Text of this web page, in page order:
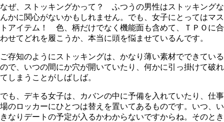
なぜ、ストッキングかって？ ふつうの男性はストッキングな
んかに関心がないかもしれません。でも、女子にとってはマス
トアイテム！ 色、柄だけでなく機能面も含めて、ＴＰＯに合
わせてどれを履こうか、本当に頭を悩ませているんです。
ご存知のようにストッキングは、かなり薄い素材でできている
ので、いつの間にか穴が開いていたり、何かに引っ掛けて破れ
てしまうことがしばしば。
でも、デキる女子は、カバンの中に予備を入れていたり、仕事
場のロッカーにひとつは替えを置いてあるものです。いつ、い
きなりデートの予定が入るかわからないですからね。そのとき